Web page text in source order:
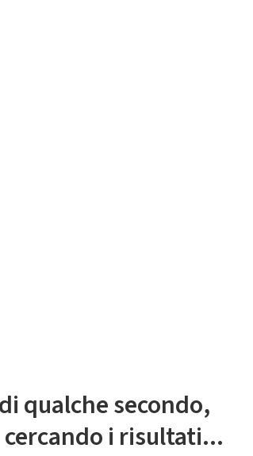
qualche secondo,
i risultati...